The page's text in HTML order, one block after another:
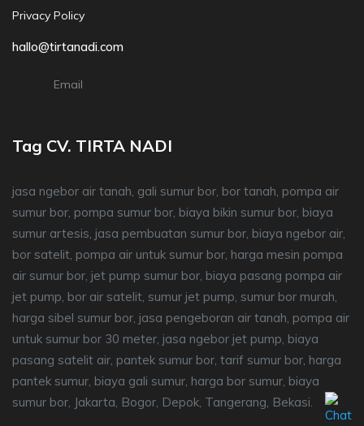
Privacy Policy
hallo@tirtanadi.com
Email
Tag CV. TIRTA NADI
jasa ngebor air tanah, gali sumur bor, bor tanah, pompa air
sumur bor, pompa sumur bor, biaya bikin sumur bor, biaya
sumur artesis, jasa pembuatan sumur bor, biaya ngebor air,
bor satelit, pompa air untuk sumur bor, harga mesin pompa
air sumur bor, jet pump sumur bor, biaya pasang pompa air
jet pump, bor air satelit, sumur jet pump, sumur bor murah,
harga sibel sumur bor, jasa pengeboran air tanah, pompa air
untuk sumur bor 30 meter, jasa ngebor jet pump, biaya
pasang satelit air, pantek sumur bor, tarif sumur bor, harga
pantek sumur, biaya gali sumur, harga bor sumur, biaya
sumur bor, Jakarta, Bogor, Depok, Tangerang, Bekasi.